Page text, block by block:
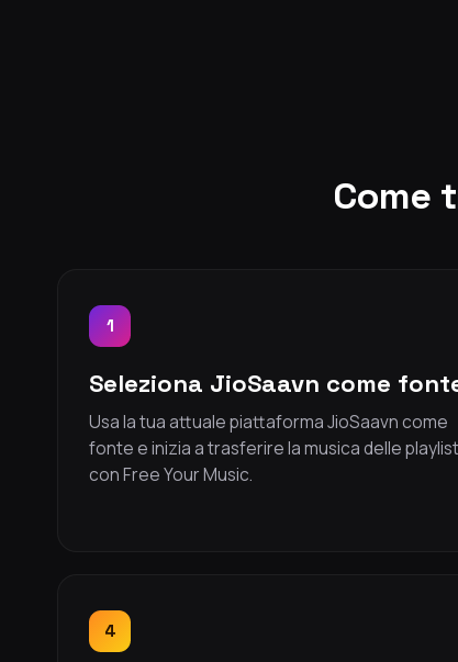
Come
1
Seleziona JioSaavn come
Usa la tua attuale piattaforma JioSaavn come
fonte e inizia a trasferire la musica delle playlist
con Free Your Music.
4